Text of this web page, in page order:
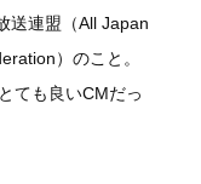
送連盟（All Japan
）のこと。
ても良いCMだっ